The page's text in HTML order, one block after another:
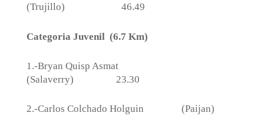
(Trujillo)
46.49
Categoria Juvenil (6.7 Km)
1.-Bryan Quisp Asmat
(Salaverry)
23.30
2.-Carlos Colchado Holguin
(Paijan)